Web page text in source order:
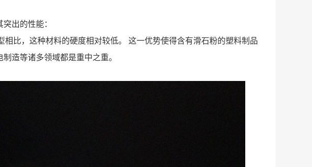
出的性能：
相比，这种材料的硬度相对较低。 这一优势使得含有滑石粉的塑料制品
造等诸多领域都是重中之重。